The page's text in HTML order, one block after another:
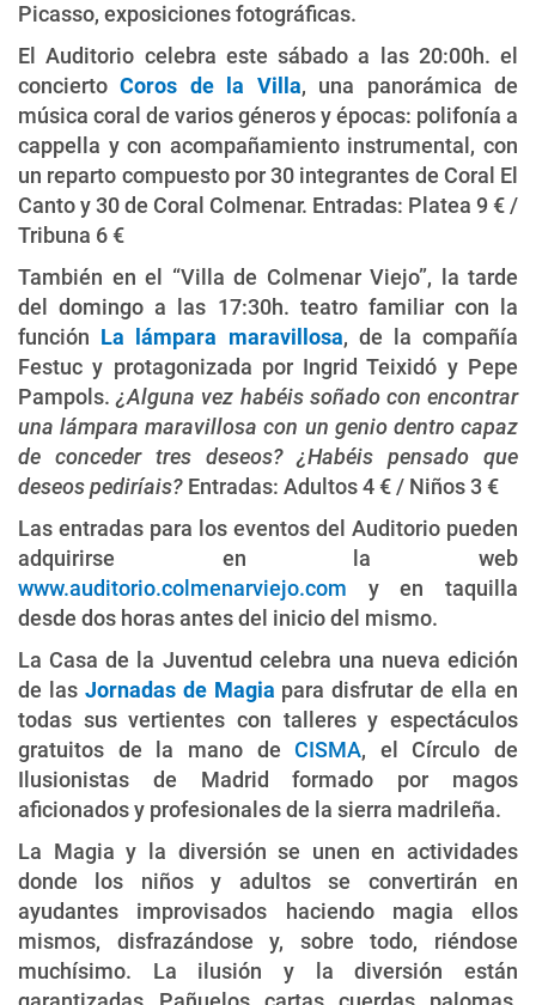
Picasso, exposiciones fotográficas.
El Auditorio celebra este sábado a las 20:00h. el
conciertoCoros de la Villa, una panorámica de
música coral de varios géneros y épocas: polifonía a
cappella y con acompañamiento instrumental, con
un reparto compuesto por 30 integrantes de Coral El
Canto y 30 de Coral Colmenar. Entradas: Platea 9 € /
Tribuna 6 €
También en el “Villa de Colmenar Viejo”, la tarde
del domingo a las 17:30h. teatro familiar con la
función La lámpara maravillosa, de la compañía
Festuc y protagonizada por Ingrid Teixidó y Pepe
Pampols.¿Alguna vez habéis soñado con encontrar
una lámpara maravillosa con un genio dentro capaz
de conceder tres deseos? ¿Habéis pensado que
deseos pediríais? Entradas: Adultos 4 € / Niños 3 €
Las entradas para los eventos del Auditorio pueden
adquirirse en la web
www.auditorio.colmenarviejo.com y en taquilla
desde dos horas antes del inicio del mismo.
La Casa de la Juventud celebra una nueva edición
de las Jornadas de Magia para disfrutar de ella en
todas sus vertientes con talleres y espectáculos
gratuitos de la mano deCISMA, el Círculo de
Ilusionistas de Madrid formado por magos
aficionados y profesionales de la sierra madrileña.
La Magia y la diversión se unen en actividades
donde los niños y adultos se convertirán en
ayudantes improvisados haciendo magia ellos
mismos, disfrazándose y, sobre todo, riéndose
muchísimo. La ilusión y la diversión están